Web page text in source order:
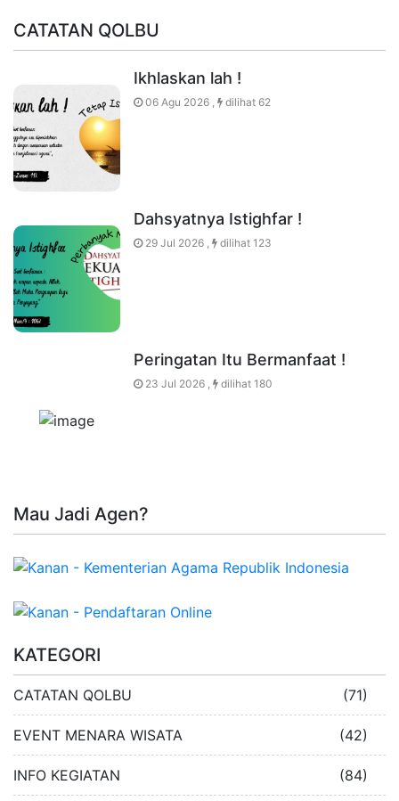
CATATAN QOLBU
Ikhlaskan lah !
06 Agu 2026 , dilihat 62
Dahsyatnya Istighfar !
29 Jul 2026 , dilihat 123
Peringatan Itu Bermanfaat !
23 Jul 2026 , dilihat 180
Mau Jadi Agen?
KATEGORI
CATATAN QOLBU (71)
EVENT MENARA WISATA (42)
INFO KEGIATAN (84)